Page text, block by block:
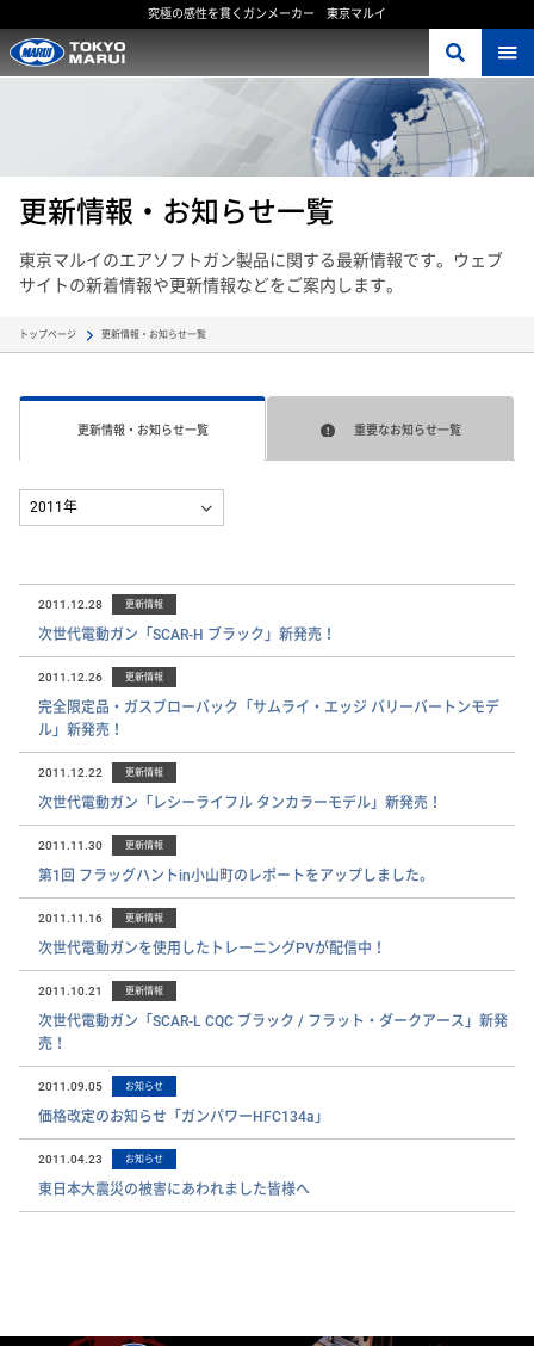
究極の感性を貫くガンメーカー 東京マルイ
更新情報・お知らせ一覧
東京マルイのエアソフトガン製品に関する最新情報です。ウェブ
サイトの新着情報や更新情報などをご案内します。
トップページ 更新情報・お知らせ一覧
更新情報・お知らせ一覧
2011.12.28 更新情報
次世代電動ガン「SCAR-H ブラック」新発売！
2011.12.26 更新情報
完全限定品・ガスブローバック「サムライ・エッジ バリーバートンモデ
ル」新発売！
2011.12.22 更新情報
次世代電動ガン「レシーライフル タンカラーモデル」新発売！
2011.11.30 更新情報
第1回 フラッグハントin小山町のレポートをアップしました。
2011.11.16 更新情報
次世代電動ガンを使用したトレーニングPVが配信中！
2011.10.21 更新情報
次世代電動ガン「SCAR-L CQC ブラック / フラット・ダークアース」新発
売！
2011.09.05 お知らせ
価格改定のお知らせ「ガンパワーHFC134a」
2011.04.23 お知らせ
東日本大震災の被害にあわれました皆様へ
重要なお知らせ一覧